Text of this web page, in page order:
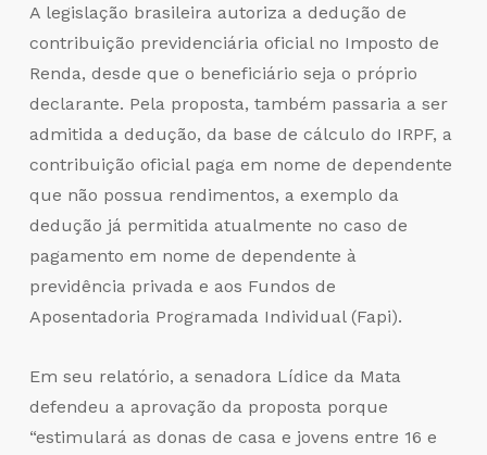
A legislação brasileira autoriza a dedução de
contribuição previdenciária oficial no Imposto de
Renda, desde que o beneficiário seja o próprio
declarante. Pela proposta, também passaria a ser
admitida a dedução, da base de cálculo do IRPF, a
contribuição oficial paga em nome de dependente
que não possua rendimentos, a exemplo da
dedução já permitida atualmente no caso de
pagamento em nome de dependente à
previdência privada e aos Fundos de
Aposentadoria Programada Individual (Fapi).
Em seu relatório, a senadora Lídice da Mata
defendeu a aprovação da proposta porque
“estimulará as donas de casa e jovens entre 16 e